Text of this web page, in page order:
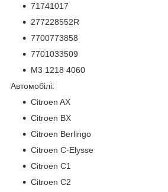
71741017
277228552R
7700773858
7701033509
M3 1218 4060
Автомобілі:
Citroen AX
Citroen BX
Citroen Berlingo
Citroen C-Elysse
Citroen C1
Citroen C2